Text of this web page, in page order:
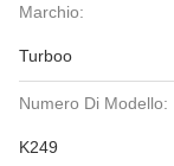
Marchio:
Turboo
Numero Di Modello:
K249